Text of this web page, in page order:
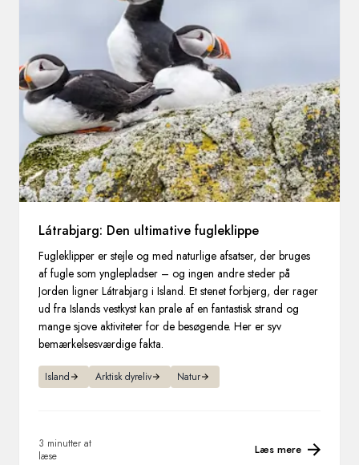
Látrabjarg: Den ultimative fugleklippe
Fugleklipper er stejle og med naturlige afsatser, der bruges
af fugle som ynglepladser – og ingen andre steder på
Jorden ligner Látrabjarg i Island. Et stenet forbjerg, der rager
ud fra Islands vestkyst kan prale af en fantastisk strand og
mange sjove aktiviteter for de besøgende. Her er syv
bemærkelsesværdige fakta.
Island Arktisk dyreliv Natur
3 minutter at
læse
Læs mere